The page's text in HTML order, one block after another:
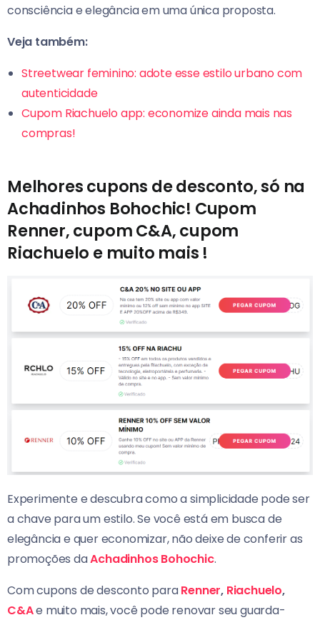
consciência e elegância em uma única proposta.
Veja também:
Streetwear feminino: adote esse estilo urbano com
autenticidade
Cupom Riachuelo app: economize ainda mais nas
compras!
Melhores cupons de desconto, só na
Achadinhos Bohochic! Cupom
Renner, cupom C&A, cupom
Riachuelo e muito mais !
Experimente e descubra como a simplicidade pode ser
a chave para um estilo. Se você está em busca de
elegância e quer economizar, não deixe de conferir as
promoções daAchadinhos Bohochic.
Com cupons de desconto paraRenner, Riachuelo,
C&Ae muito mais, você pode renovar seu guarda-